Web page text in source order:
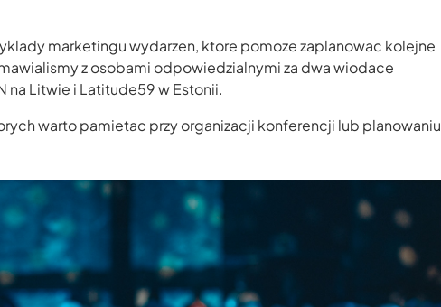
marketingu wydarzen, ktore pomoze zaplanowac kolejne
z osobami odpowiedzialnymi za dwa wiodace
na Litwie i Latitude59 w Estonii.
warto pamietac przy organizacji konferencji lub planowaniu